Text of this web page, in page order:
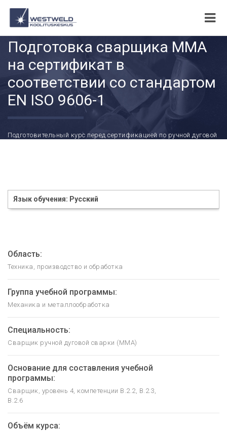
Подготовка сварщика ММА
на сертификат в
соответствии со стандартом
EN ISO 9606-1
Подготовительный курс перед сертификацией по ручной дуговой
Язык обучения: Русский
Область:
Техника, производство и обработка
Группа учебной программы:
Механика и металлообработка
Специальность:
Сварщик ручной дуговой сварки (MMA)
Основание для составления учебной
программы:
Сварщик, уровень 4, компетенции B.2.2, B.2.3,
B.2.6
Объём курса: